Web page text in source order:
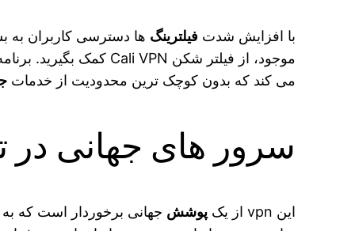
با افزایش شدت فیلترینگ ها دسترسی کاربران به
موجود، از فیلتر شکن Cali VPN کمک بگیرید. برنامه ای که
می‌ کند که بدون کوچک ترین محدودیت از خدمات
سرور های جهانی در
این vpn از یک پوشش جهانی برخوردار است که